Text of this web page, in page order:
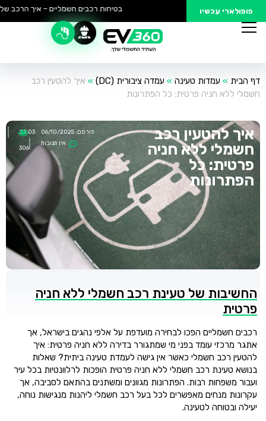
פופולארי עכשיו בטיחות רכבים חשמליים – איך הרכב
דף הבית » עמדות טעינה » עמדה ציבורית (DC) » איך להטעין רכב
חשמלי ללא חניה פרטית: כל הפתרונות
איך להטעין רכב
חשמלי ללא חניה
פרטית: כל
הפתרונות
פורסם:06/10/2025
23:03
אין תגובות
306
החשיבות של טעינת רכב חשמלי ללא חניה
פרטית
רכבים חשמליים הפכו לבחירה מועדפת על אלפי נהגים בישראל, אך
אתגר מרכזי עומד בפני מי שמתגורר בדירה ללא חניה פרטית: איך
להטעין רכב חשמלי כאשר אין גישה לעמדת טעינה ביתית? שאלות
בנושא טעינת רכב חשמלי ללא חניה פרטית הופכות לרלוונטיות בכל עיר
ועבור משפחות רבות. הפתרונות מגוונים ומשתנים בהתאם לסביבה, אך
עקרונות מנחים מאפשרים לכל בעל רכב חשמלי ליהנות מנגישות נוחה,
יעילה ובטוחה לטעינה.